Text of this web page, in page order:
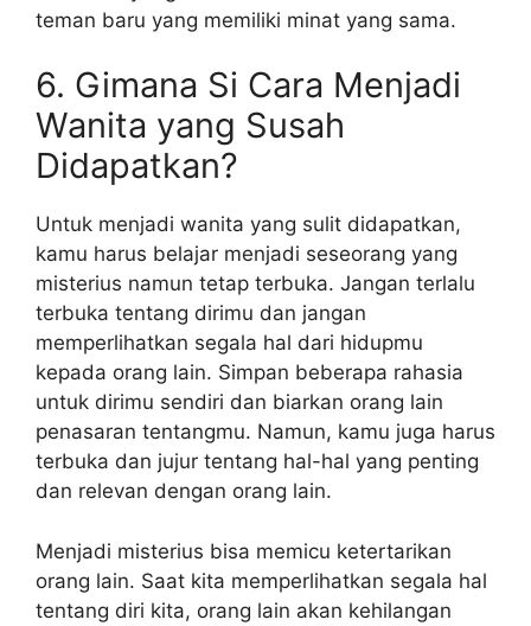
teman baru yang memiliki minat yang sama.
6. Gimana Si Cara Menjadi
Wanita yang Susah
Didapatkan?
Untuk menjadi wanita yang sulit didapatkan,
kamu harus belajar menjadi seseorang yang
misterius namun tetap terbuka. Jangan terlalu
terbuka tentang dirimu dan jangan
memperlihatkan segala hal dari hidupmu
kepada orang lain. Simpan beberapa rahasia
untuk dirimu sendiri dan biarkan orang lain
penasaran tentangmu. Namun, kamu juga harus
terbuka dan jujur tentang hal-hal yang penting
dan relevan dengan orang lain.
Menjadi misterius bisa memicu ketertarikan
orang lain. Saat kita memperlihatkan segala hal
tentang diri kita, orang lain akan kehilangan